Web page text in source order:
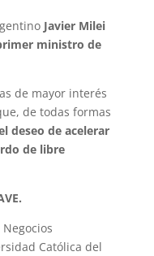
Javier Milei
ministro de
de mayor interés
de todas formas
deseo de acelerar
de libre
Católica del